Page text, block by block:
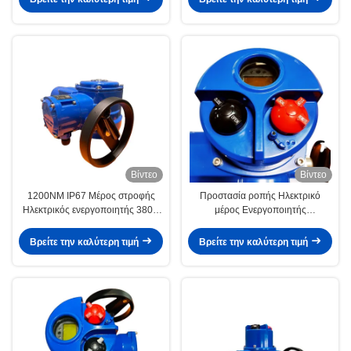
Βίντεο
1200NM IP67 Μέρος στροφής
Ηλεκτρικός ενεργοποιητής 380V
Βρείτε την καλύτερη τιμή
Βίντεο
Προστασία ροπής Ηλεκτρικό
μέρος Ενεργοποιητής
Βρείτε την καλύτερη τιμή